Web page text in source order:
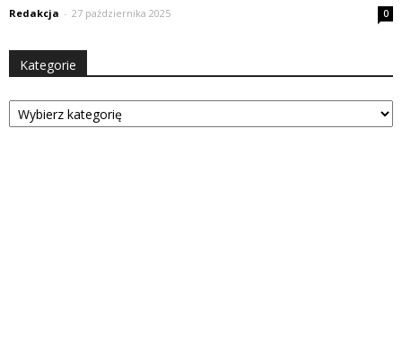
Redakcja - 27 października 2025 0
Kategorie
Kategorie